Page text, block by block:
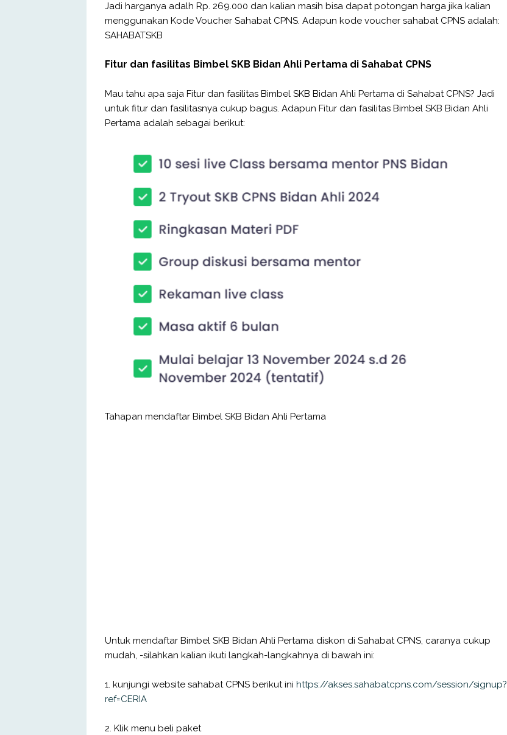
Jadi harganya adalh Rp. 269.000 dan kalian masih bisa dapat potongan harga jika kalian
menggunakan Kode Voucher Sahabat CPNS. Adapun kode voucher sahabat CPNS adalah:
SAHABATSKB
Fitur dan fasilitas Bimbel SKB Bidan Ahli Pertama di Sahabat CPNS
Mau tahu apa saja Fitur dan fasilitas Bimbel SKB Bidan Ahli Pertama di Sahabat CPNS? Jadi
untuk fitur dan fasilitasnya cukup bagus. Adapun Fitur dan fasilitas Bimbel SKB Bidan Ahli
Pertama adalah sebagai berikut:
Tahapan mendaftar Bimbel SKB Bidan Ahli Pertama
Untuk mendaftar Bimbel SKB Bidan Ahli Pertama diskon di Sahabat CPNS, caranya cukup
mudah, -silahkan kalian ikuti langkah-langkahnya di bawah ini:
1. kunjungi website sahabat CPNS berikut ini https://akses.sahabatcpns.com/session/signup?
ref=CERIA
2. Klik menu beli paket